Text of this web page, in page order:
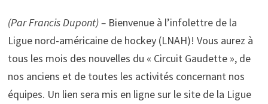
(Par Francis Dupont) –Bienvenue à l’infolettre de la
Ligue nord-américaine de hockey (LNAH)! Vous aurez à
tous les mois des nouvelles du « Circuit Gaudette », de
nos anciens et de toutes les activités concernant nos
équipes. Un lien sera mis en ligne sur le site de la Ligue